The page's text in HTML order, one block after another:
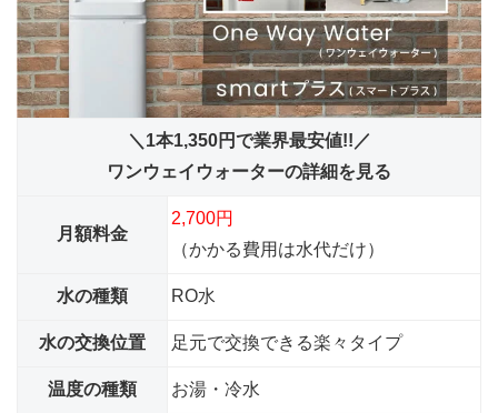
＼1本1,350円で業界最安値!!／
ワンウェイウォーターの詳細を見る
月額料金
2,700円
（かかる費用は水代だけ）
水の種類 RO水
水の交換位置 足元で交換できる楽々タイプ
温度の種類 お湯・冷水